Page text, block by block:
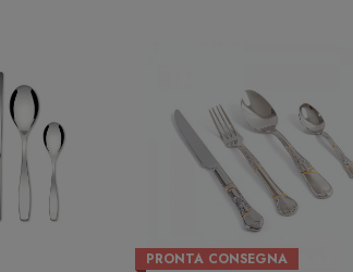
PRONTA CONSEGNA